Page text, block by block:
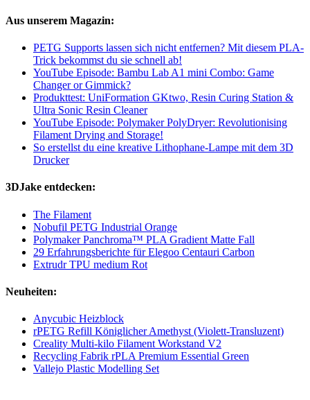
Aus unserem Magazin:
PETG Supports lassen sich nicht entfernen? Mit diesem PLA-
Trick bekommst du sie schnell ab!
YouTube Episode: Bambu Lab A1 mini Combo: Game
Changer or Gimmick?
Produkttest: UniFormation GKtwo, Resin Curing Station &
Ultra Sonic Resin Cleaner
YouTube Episode: Polymaker PolyDryer: Revolutionising
Filament Drying and Storage!
So erstellst du eine kreative Lithophane-Lampe mit dem 3D
Drucker
3DJake entdecken:
The Filament
Nobufil PETG Industrial Orange
Polymaker Panchroma™ PLA Gradient Matte Fall
29 Erfahrungsberichte für Elegoo Centauri Carbon
Extrudr TPU medium Rot
Neuheiten:
Anycubic Heizblock
rPETG Refill Königlicher Amethyst (Violett-Transluzent)
Creality Multi-kilo Filament Workstand V2
Recycling Fabrik rPLA Premium Essential Green
Vallejo Plastic Modelling Set